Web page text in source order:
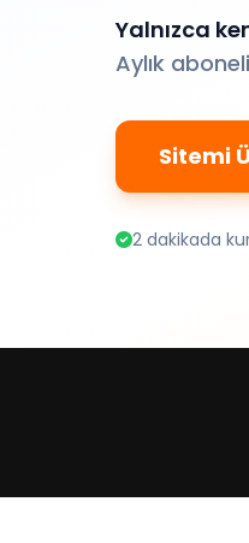
Yalnızca
Aylık
Sitemi
2 dakikada